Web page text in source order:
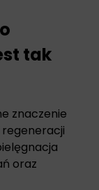
tak
znaczenie
oraz